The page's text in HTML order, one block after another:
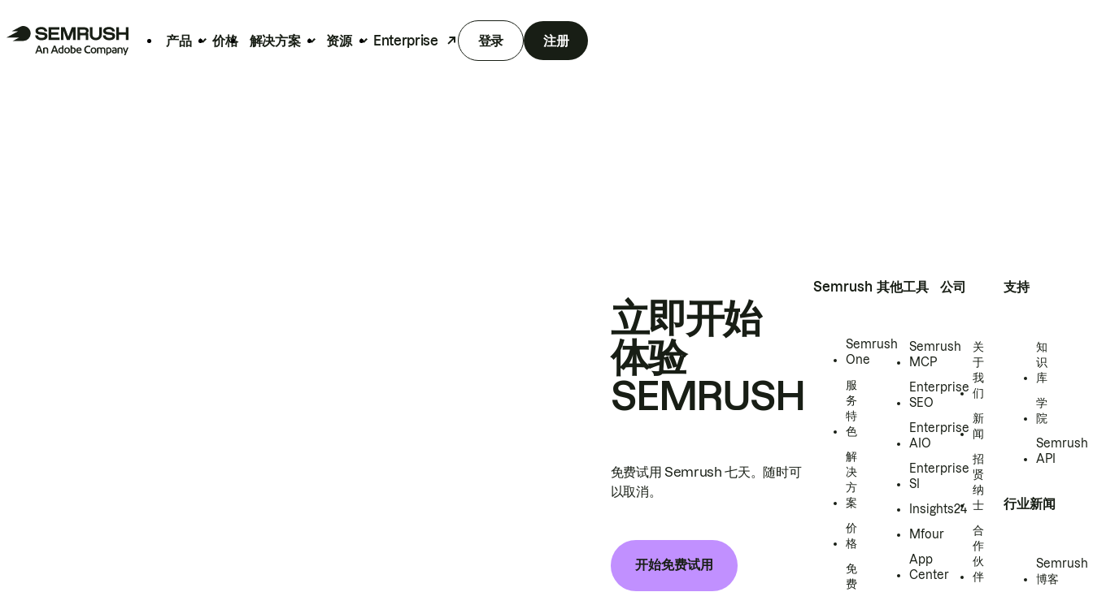
产品 价格 解决方案 资源 Enterprise 登录 注册
立即开始
体验
SEMRUSH
免费试用 Semrush 七天。随时可
以取消。
开始免费试用
Semrush
Semrush
One
服
务
特
色
解
决
方
案
价
格
免
费
其他工具
Semrush
MCP
Enterprise
SEO
Enterprise
AIO
Enterprise
SI
Insights24
Mfour
App
Center
公司
关
于
我
们
新
闻
招
贤
纳
士
合
作
伙
伴
支持
知
识
库
学
院
Semrush
API
行业新闻
Semrush
博客